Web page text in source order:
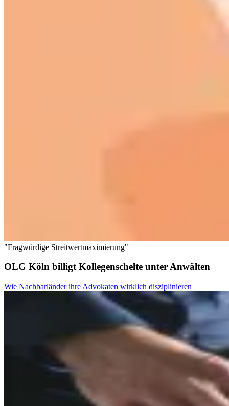
"Fragwürdige Streitwertmaximierung"
OLG Köln billigt Kollegenschelte unter Anwälten
Wie Nachbarländer ihre Advokaten wirklich disziplinieren